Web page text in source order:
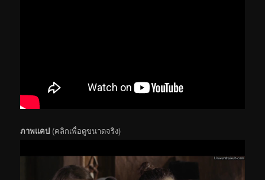
ภาพแคป (คลิกเพื่อดูขนาดจริง)